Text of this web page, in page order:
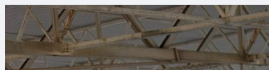
cantera en la pretemporada verdiblanca con Zona Mixta.